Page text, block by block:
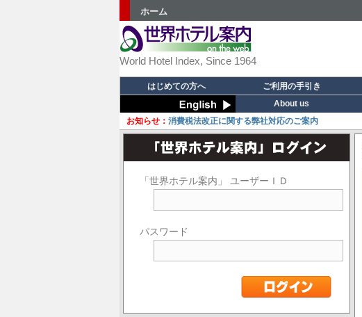
ホーム
World Hotel Index, Since 1964
はじめての方へ ご利用の手引き
About us
お知らせ： 消費税法改正に関する弊社対応のご案内
「世界ホテル案内」 ユーザーＩＤ
パスワード